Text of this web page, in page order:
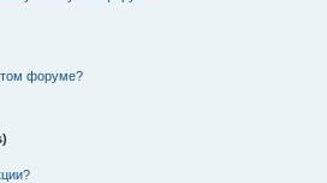
форуме?